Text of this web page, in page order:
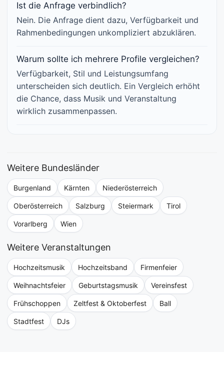
Ist die Anfrage verbindlich?
Nein. Die Anfrage dient dazu, Verfügbarkeit und
Rahmenbedingungen unkompliziert abzuklären.
Warum sollte ich mehrere Profile vergleichen?
Verfügbarkeit, Stil und Leistungsumfang
unterscheiden sich deutlich. Ein Vergleich erhöht
die Chance, dass Musik und Veranstaltung
wirklich zusammenpassen.
Weitere Bundesländer
Burgenland Kärnten Niederösterreich
Oberösterreich Salzburg Steiermark Tirol
Vorarlberg Wien
Weitere Veranstaltungen
Hochzeitsmusik Hochzeitsband Firmenfeier
Weihnachtsfeier Geburtstagsmusik Vereinsfest
Frühschoppen Zeltfest & Oktoberfest Ball
Stadtfest DJs